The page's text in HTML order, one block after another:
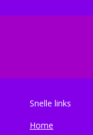
Snelle links
Home